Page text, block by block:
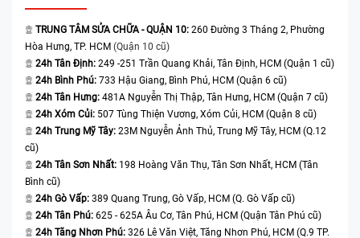
TRUNG TÂM SỬA CHỮA - QUẬN 10: 260 Đường 3 Tháng 2, Phường
Hòa Hưng, TP. HCM (Quận 10 cũ)
24h Tân Định: 249 -251 Trần Quang Khải, Tân Định, HCM (Quận 1 cũ)
24h Bình Phú: 733 Hậu Giang, Bình Phú, HCM (Quận 6 cũ)
24h Tân Hưng: 481A Nguyễn Thị Thập, Tân Hưng, HCM (Quận 7 cũ)
24h Xóm Củi: 507 Tùng Thiện Vương, Xóm Củi, HCM (Quận 8 cũ)
24h Trung Mỹ Tây: 23M Nguyễn Ảnh Thủ, Trung Mỹ Tây, HCM (Q.12
cũ)
24h Tân Sơn Nhất: 198 Hoàng Văn Thụ, Tân Sơn Nhất, HCM (Tân
Bình cũ)
24h Gò Vấp: 389 Quang Trung, Gò Vấp, HCM (Q. Gò Vấp cũ)
24h Tân Phú: 625 - 625A Âu Cơ, Tân Phú, HCM (Quận Tân Phú cũ)
24h Tăng Nhơn Phú: 326 Lê Văn Việt, Tăng Nhơn Phú, HCM (Q.9 TP.